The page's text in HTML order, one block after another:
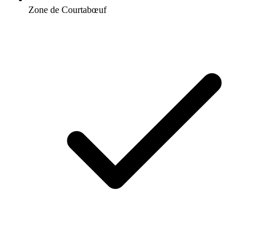
Zone de Courtabœuf